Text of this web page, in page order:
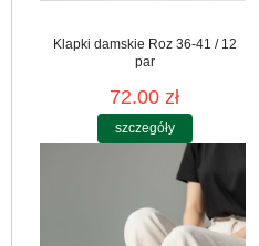
Klapki damskie Roz 36-41 / 12
par
72.00 zł
szczegóły